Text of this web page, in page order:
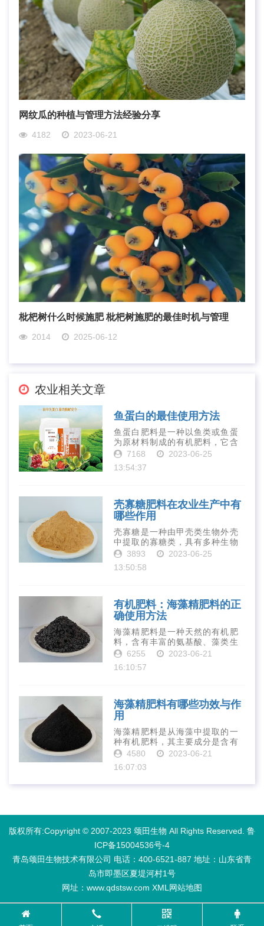
网纹瓜的种植与管理方法经验分享
4182 2023-06-21
枇杷树什么时候施肥 枇杷树施肥的最佳时机与管理
2014 2025-06-12
农业相关文章
鱼蛋白的最佳使用方法
鱼蛋白肥料是一种以鱼类或鱼蛋
为原材料制成的有机肥料，它含
有丰富的营养物质，如氮、磷、
钾、钙、镁等元素以及多种微量
元素和植物生长因子。这些营养
7168
2023-06-25
13:54:37
壳寡糖肥料在农业生产中有
哪些作用
壳寡糖是一种由甲壳类生物外壳
中提取的寡糖类，具有多种生物
活性和营养价值。在农业生产
中，壳寡糖也有许多作用，特别
是作为一种新型的有机肥料，壳
3893
2023-06-25
13:50:58
有机肥料：海藻精肥料的正
确使用方法
海藻精肥料是一种天然的有机肥
料，含有丰富的氨基酸、藻类生
长素、维生素、微量元素、蛋白
质等营养物质，可以提高土壤肥
力、促进植物生长、增强植物抗
6255
2023-06-21
16:10:57
海藻精肥料有哪些功效与作
用
海藻精肥料是从海藻中提取的一
种有机肥料，其主要成分是含有
丰富的微量元素、植物生长素、
植物激素等植物营养物质。它具
有增强作物生长、促进植物根系
发达、提高作物产量等多种作用
4580
2023-06-21
16:07:03
版权所有:Copyright © 2007-2023 颂田生物 All Rights Reserved. 鲁
ICP备15004536号-4
青岛颂田生物技术有限公司 电话：400-6521-887​ 地址：山东省青
岛市即墨区夏堤河村1号
网址：www.qdstsw.com XML 网站地图